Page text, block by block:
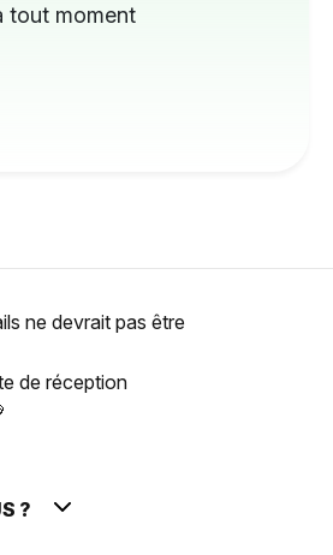
tout moment
ne devrait pas être
de réception
?